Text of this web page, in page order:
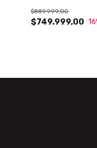
$749.999,00
$889.999,00
16